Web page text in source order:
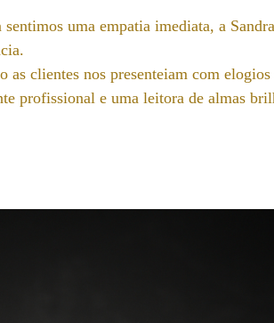
uma empatia imediata, a
clientes nos presenteiam com elogios
profissional e uma leitora de almas